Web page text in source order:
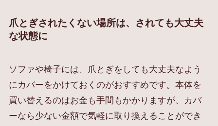
爪とぎされたくない場所は、されても大丈夫
な状態に
ソファや椅子には、爪とぎをしても大丈夫なよう
にカバーをかけておくのがおすすめです。本体を
買い替えるのはお金も手間もかかりますが、カバ
ーなら少ない金額で気軽に取り換えることができ